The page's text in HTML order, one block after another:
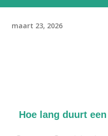
maart 23, 2026
Hoe lang duurt